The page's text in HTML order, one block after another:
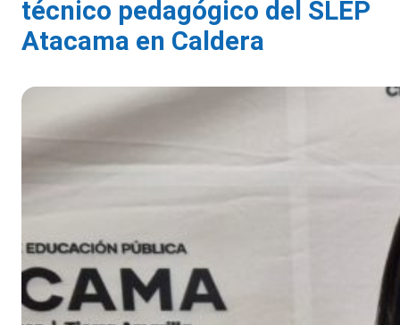
técnico pedagógico del SLEP
Atacama en Caldera